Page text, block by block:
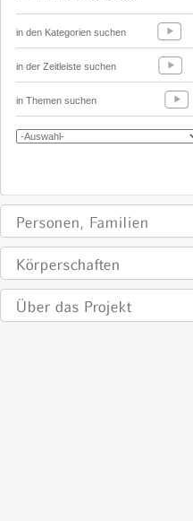
in den Kategorien suchen
in der Zeitleiste suchen
in Themen suchen